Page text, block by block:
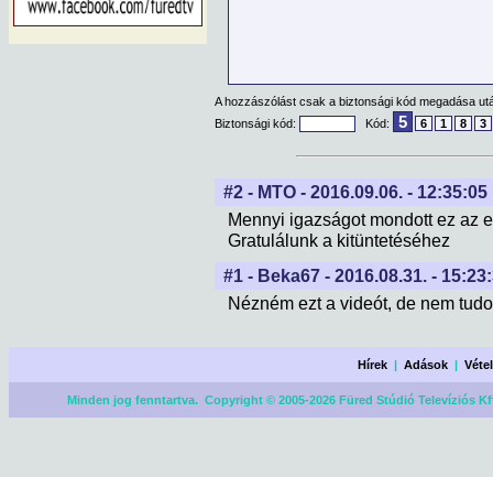
A hozzászólást csak a biztonsági kód megadása
Biztonsági kód:
Kód: 5 6 1 8 3
#2 - MTO - 2016.09.06. - 12:35:05
Mennyi igazságot mondott ez az
Gratulálunk a kitüntetéséhez
#1 - Beka67 - 2016.08.31. -
Nézném ezt a videót, de nem
Hírek |Adások |
Minden jog fenntartva. Copyright © 2005-2026 Füred Stúdió Televíziós